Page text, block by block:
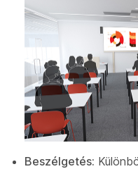
Beszélgetés: